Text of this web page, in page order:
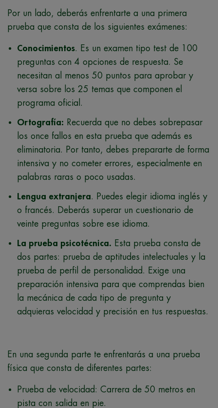
Por un lado, deberás enfrentarte a una primera
prueba que consta de los siguientes exámenes:
Conocimientos. Es un examen tipo test de 100
preguntas con 4 opciones de respuesta. Se
necesitan al menos 50 puntos para aprobar y
versa sobre los 25 temas que componen el
programa oficial.
Ortografía: Recuerda que no debes sobrepasar
los once fallos en esta prueba que además es
eliminatoria. Por tanto, debes prepararte de forma
intensiva y no cometer errores, especialmente en
palabras raras o poco usadas.
Lengua extranjera. Puedes elegir idioma inglés y
o francés. Deberás superar un cuestionario de
veinte preguntas sobre ese idioma.
La prueba psicotécnica. Esta prueba consta de
dos partes: prueba de aptitudes intelectuales y la
prueba de perfil de personalidad. Exige una
preparación intensiva para que comprendas bien
la mecánica de cada tipo de pregunta y
adquieras velocidad y precisión en tus respuestas.
En una segunda parte te enfrentarás a una prueba
física que consta de diferentes partes:
Prueba de velocidad: Carrera de 50 metros en
pista con salida en pie.